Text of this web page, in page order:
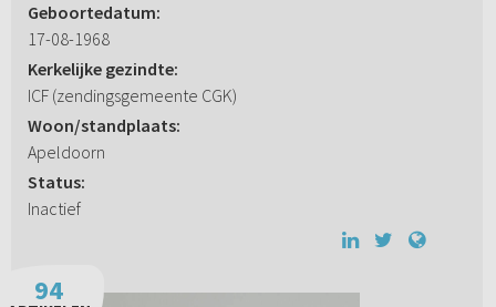
Geboortedatum:
17-08-1968
Kerkelijke gezindte:
ICF (zendingsgemeente CGK)
Woon/standplaats:
Apeldoorn
Status:
Inactief
94